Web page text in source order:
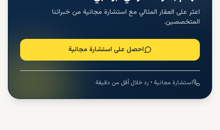
تقدم معظم الفلل في أبو ظبي مجموعة متنوعة من وسائل الراحة
ذات المستوى العالمي لإثراء حياتك وتجسيد أسلوب المعيشة
الفريد في أبو ظبي. وتشمل هذه المرافق الشاطئ والحدائق ذات
المناظر الطبيعية والمسبح ومنطقة لعب الأطفال والأنشطة
يمكنك الاستمتاع بها!
الطراز المميز لفلل أبوظبي
اعثر على العقار المثالي مع استشارة مجانية من خبرائنا
المتخصصين.
احصل على استشارة مجانية
استشارة مجانية • رد خلال أقل من دقيقة